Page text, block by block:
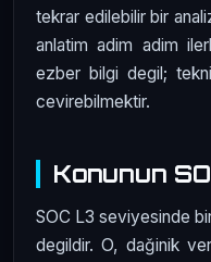
tekrar edilebilir bir
anlatim adim adim
ezber bilgi degil;
cevirebilmektir.
Konunun
SOC L3 seviyesinde
degildir. O, dağinik